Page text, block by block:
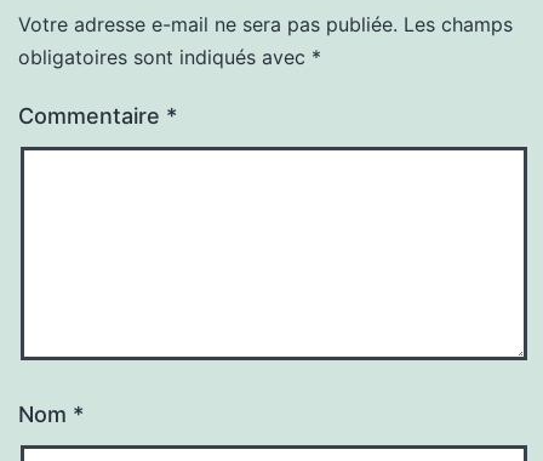
Votre adresse e-mail ne sera pas publiée. Les champs
obligatoires sont indiqués avec *
Commentaire *
Nom *